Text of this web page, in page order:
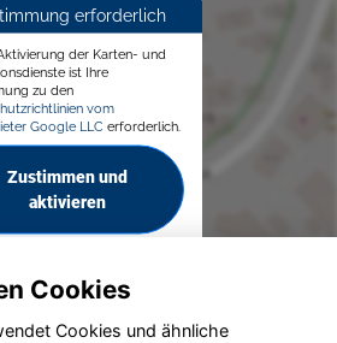
erforderlich
der Karten- und
ist Ihre
zu den
vom
Google LLC erforderlich.
Zustimmen und
aktivieren
Cookies
Cookies und ähnliche